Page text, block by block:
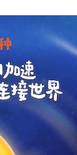
支持 [0] 反对[0]
持